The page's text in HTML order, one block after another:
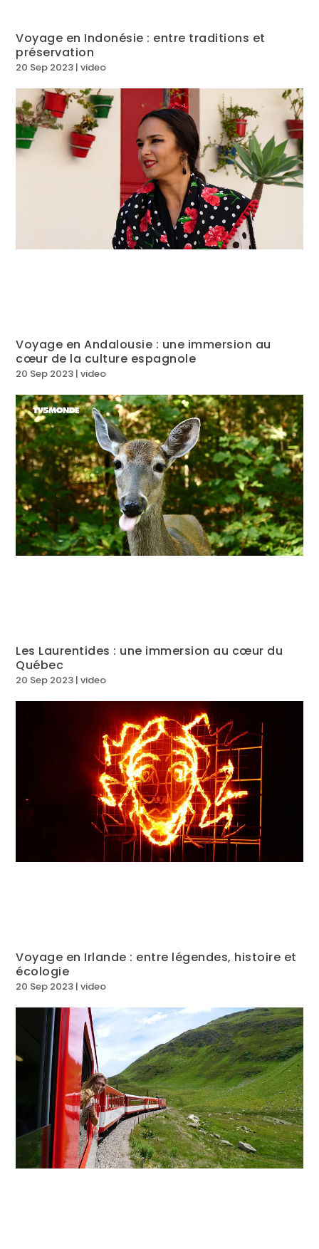
Voyage en Indonésie : entre traditions et
préservation
20 Sep 2023 |video
Voyage en Andalousie : une immersion au
cœur de la culture espagnole
20 Sep 2023 |video
Les Laurentides : une immersion au cœur du
Québec
20 Sep 2023 |video
Voyage en Irlande : entre légendes, histoire et
écologie
20 Sep 2023 |video